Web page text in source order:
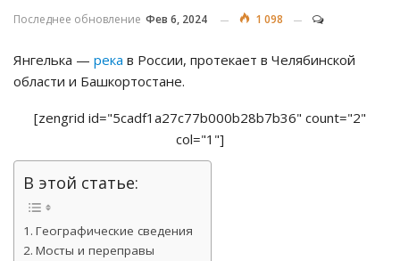
Последнее обновление Фев 6, 2024 1 098
Янгелька — река в России, протекает в Челябинской
области и Башкортостане.
[zengrid id="5cadf1a27c77b000b28b7b36" count="2"
col="1"]
В этой статье:
Географические сведения
Мосты и переправы